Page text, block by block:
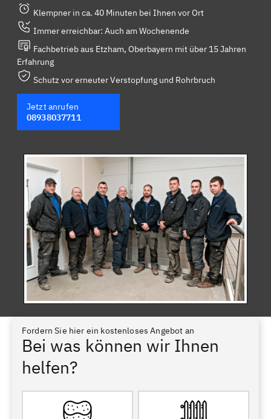
Klempner in ca. 40 Minuten bei Ihnen vor Ort
Immer erreichbar: Auch am Wochenende
Fachbetrieb aus Etzham, Oberbayern mit über 15 Jahren
Erfahrung
Schutz vor erneuter Verstopfung und Rohrbruch
Jetzt anrufen
08938037711
Fordern Sie hier ein kostenloses Angebot an
Bei was können wir Ihnen
helfen?